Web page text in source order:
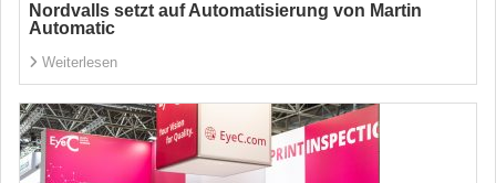
Nordvalls setzt auf Automatisierung von Martin
Automatic
Weiterlesen